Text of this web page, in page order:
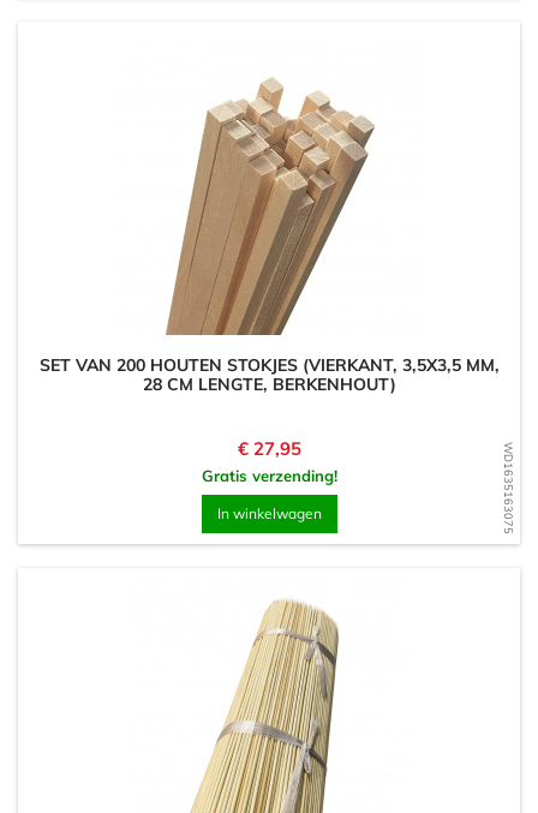
WD1635163075
SET VAN 200 HOUTEN STOKJES (VIERKANT, 3,5X3,5 MM,
28 CM LENGTE, BERKENHOUT)
Prijs
€ 27,95
Gratis verzending!
In winkelwagen